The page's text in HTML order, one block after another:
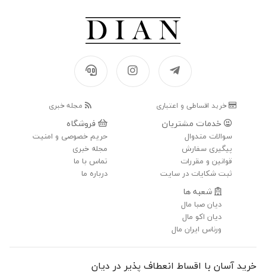
خرید اقساطی و اعتباری مجله خبری
خدمات مشتریان
سوالات متدوال
پیگیری سفارش
قوانین و مقررات
ثبت شکایات در سایت
فروشگاه
حریم خصوصی و امنیت
مجله خبری
تماس با ما
درباره ما
شعبه ها
دیان صبا مال
دیان اکو مال
ورناس ایران مال
آسان با اقساط انعطاف پذیر در دیان